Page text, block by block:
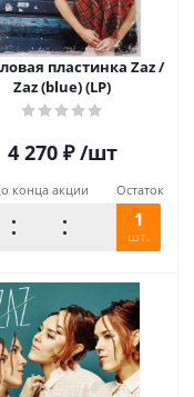
пластинка Zaz /
Zaz (blue) (LP)
4 270₽ /шт
конца акции Остаток
1
шт.